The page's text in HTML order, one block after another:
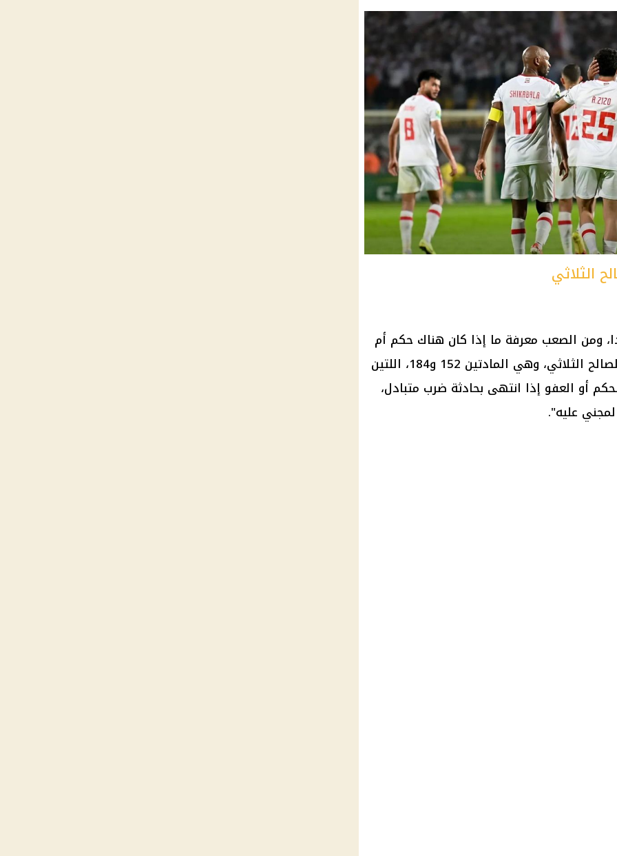
الثلاثي
ومن الصعب معرفة ما إذا كان هناك حكم أم
لا، لكن هناك مواد أخرى قد تكون لصالح الثلاثي، وهي المادتين 152 و184، اللتين
أو العفو إذا انتهى بحادثة ضرب متبادل،
عليه".